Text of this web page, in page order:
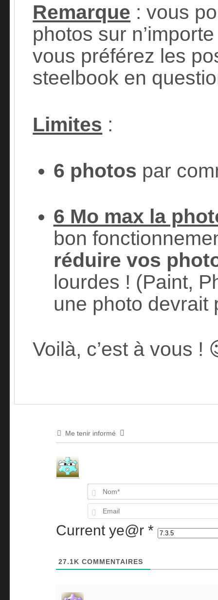
Remarque : vous
photos sur
vous préférez les
steelbook en
Limites :
6 photos par
6 Mo max la
bon
réduire vos
lourdes ! (Paint,
une photo devrait
Voilà, c’est à vous !
Me tenir informé
Current ye@r *
27.1K COMMENTAIRES